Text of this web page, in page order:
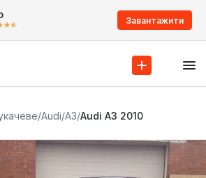
Завантажити
/Audi/A3/Audi A3 2010